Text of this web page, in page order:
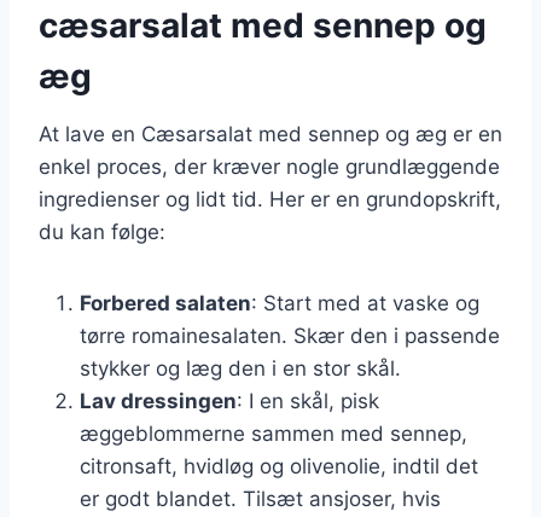
cæsarsalat med sennep og
æg
At lave en Cæsarsalat med sennep og æg er en
enkel proces, der kræver nogle grundlæggende
ingredienser og lidt tid. Her er en grundopskrift,
du kan følge:
Forbered salaten: Start med at vaske og
tørre romainesalaten. Skær den i passende
stykker og læg den i en stor skål.
Lav dressingen: I en skål, pisk
æggeblommerne sammen med sennep,
citronsaft, hvidløg og olivenolie, indtil det
er godt blandet. Tilsæt ansjoser, hvis